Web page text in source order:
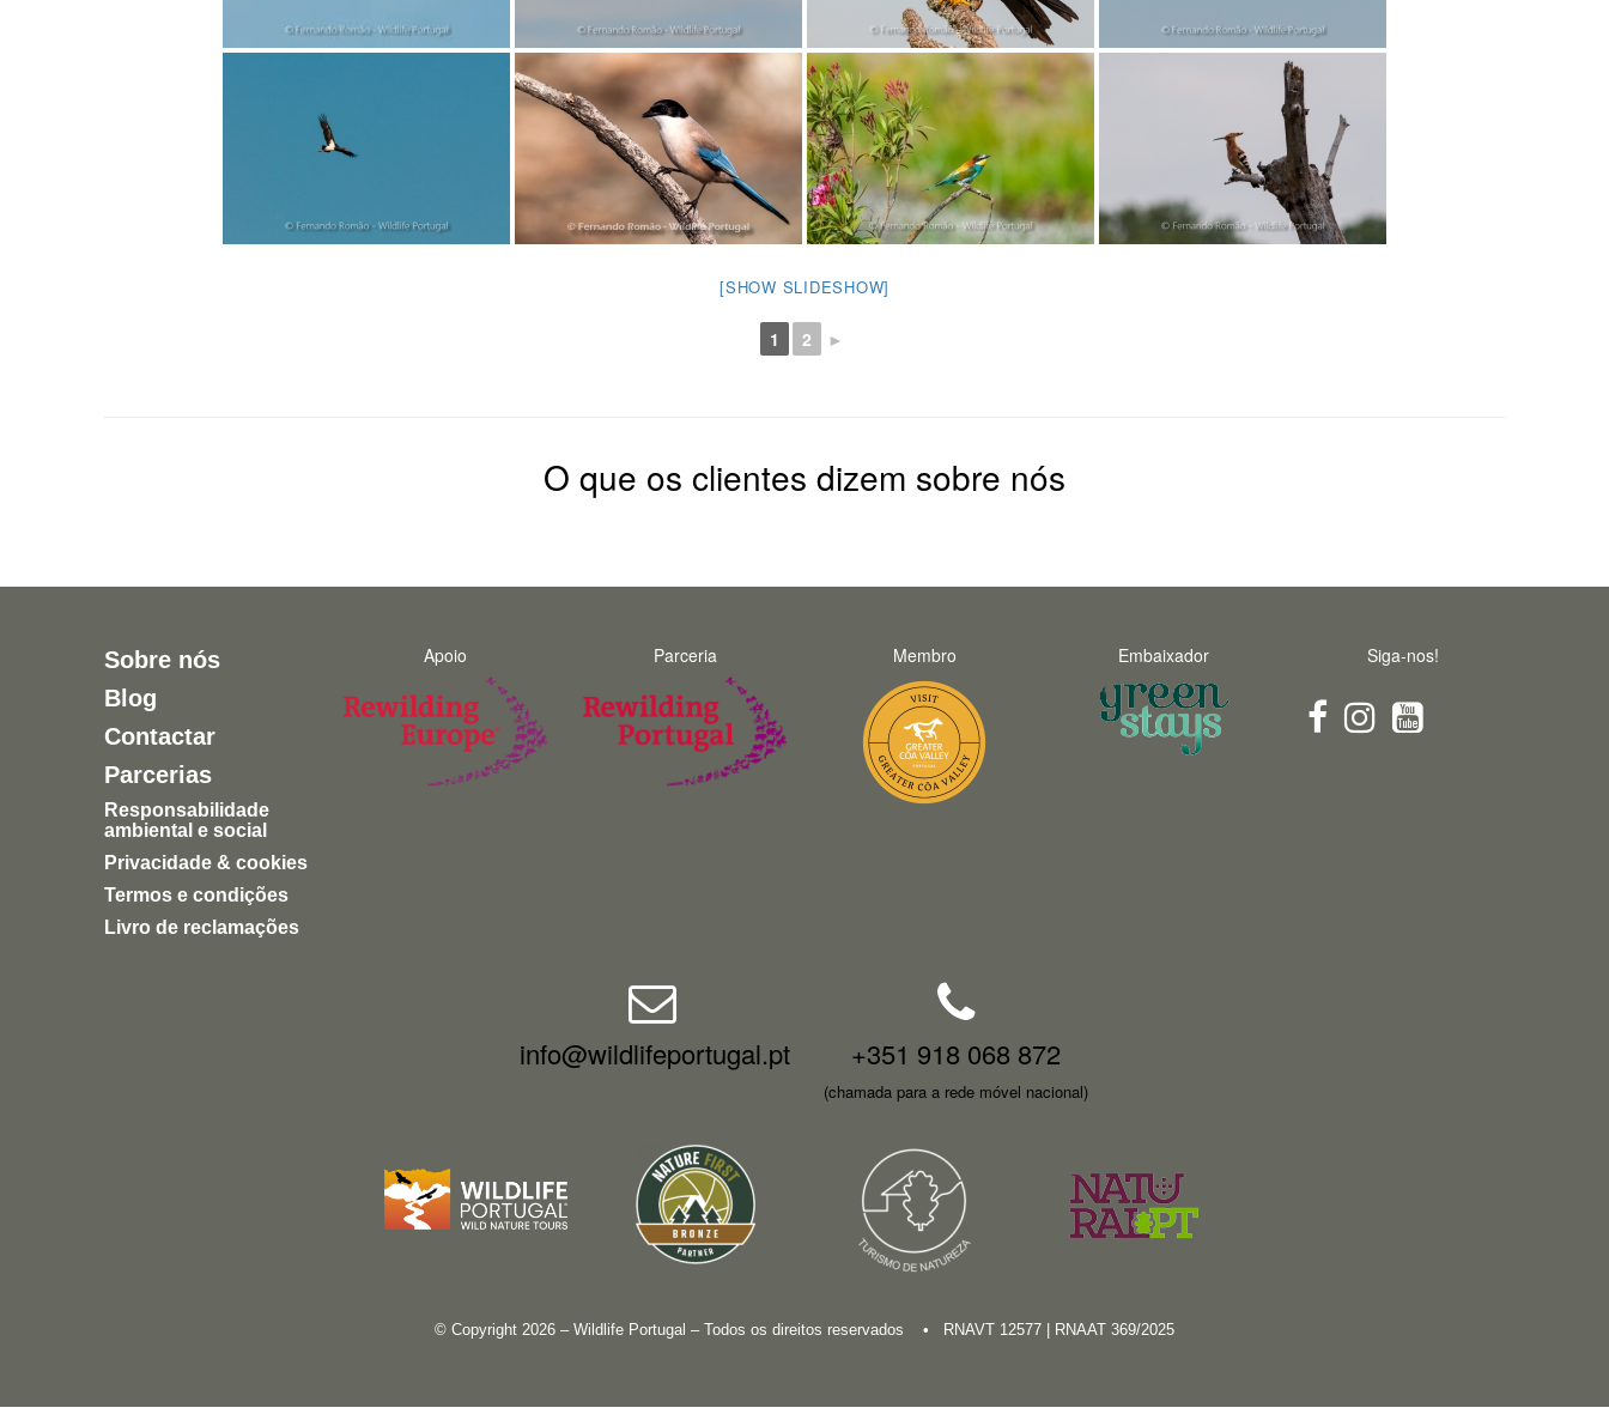
[SHOW SLIDESHOW]
1 2 ►
O que os clientes dizem sobre nós
Sobre nós
Blog
Contactar
Parcerias
Responsabilidade
ambiental e social
Privacidade & cookies
Termos e condições
Livro de reclamações
Apoio Parceria Membro Embaixador Siga-nos!
info@wildlifeportugal.pt +351 918 068 872
(chamada para a rede móvel nacional)
© Copyright 2026 – Wildlife Portugal – Todos os direitos reservados • RNAVT 12577 | RNAAT 369/2025